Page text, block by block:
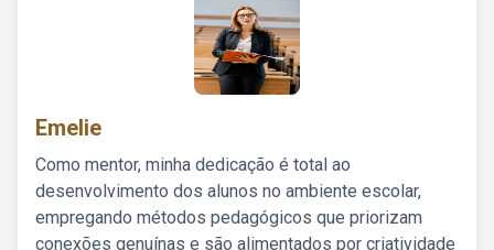
Emelie
Como mentor, minha dedicação é total ao
desenvolvimento dos alunos no ambiente escolar,
empregando métodos pedagógicos que priorizam
conexões genuínas e são alimentados por criatividade